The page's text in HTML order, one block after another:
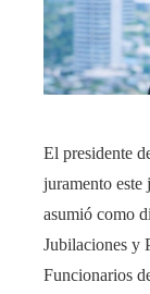
El presidente
juramento este
asumió como
Jubilaciones y
Funcionarios